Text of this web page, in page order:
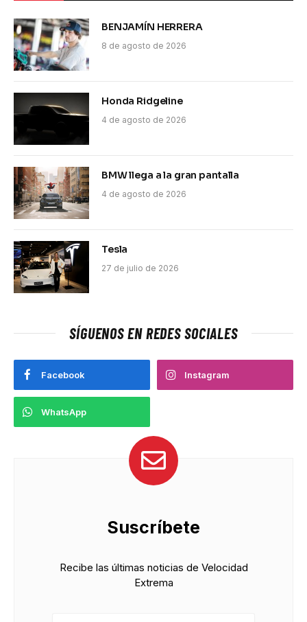
BENJAMÍN HERRERA
8 de agosto de 2026
Honda Ridgeline
4 de agosto de 2026
BMW llega a la gran pantalla
4 de agosto de 2026
Tesla
27 de julio de 2026
SÍGUENOS EN REDES SOCIALES
Facebook Instagram
WhatsApp
Suscríbete
Recibe las últimas noticias de Velocidad
Extrema